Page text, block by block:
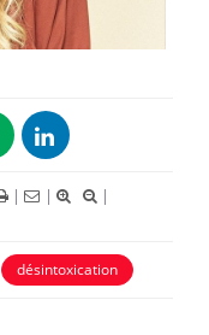
| |
|
désintoxication